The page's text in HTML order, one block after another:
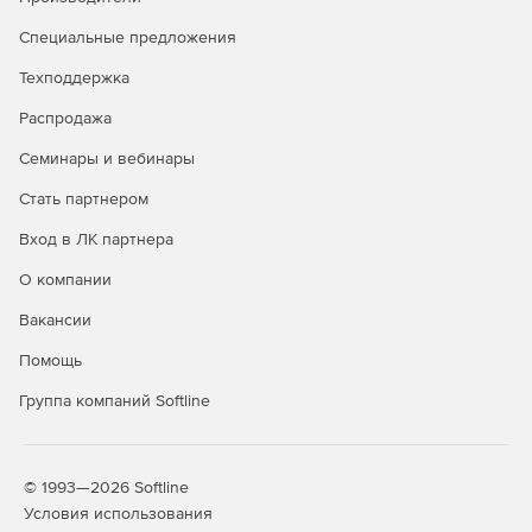
Специальные предложения
Техподдержка
Распродажа
Семинары и вебинары
Стать партнером
Вход в ЛК партнера
О компании
Вакансии
Помощь
Группа компаний Softline
© 1993—2026 Softline
Условия использования